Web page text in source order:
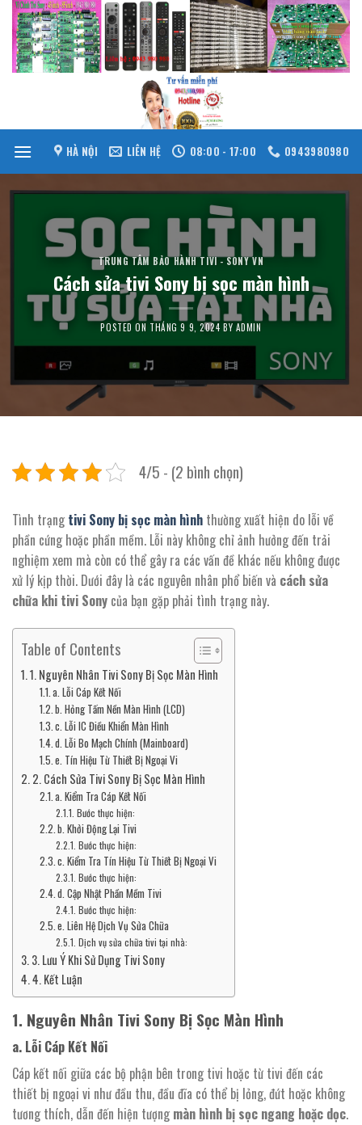
Skip
content
HÀ NỘI LIÊN HỆ 08:00 - 17:00 0943980980
TRUNG TÂM BẢO HÀNH TIVI - SONY VN
Cách sửa tivi Sony bị sọc màn hình
POSTED ON THÁNG 9 9, 2024 BY ADMIN
4/5 - (2 bình chọn)
Tình trạng tivi Sony bị sọc màn hình thường xuất hiện do lỗi về
phần cứng hoặc phần mềm. Lỗi này không chỉ ảnh hưởng đến trải
nghiệm xem mà còn có thể gây ra các vấn đề khác nếu không được
xử lý kịp thời. Dưới đây là các nguyên nhân phổ biến và cách sửa
chữa khi tivi Sony của bạn gặp phải tình trạng này.
Table of Contents
1. Nguyên Nhân Tivi Sony Bị Sọc Màn Hình
a. Lỗi Cáp Kết Nối
b. Hỏng Tấm Nền Màn Hình (LCD)
c. Lỗi IC Điều Khiển Màn Hình
d. Lỗi Bo Mạch Chính (Mainboard)
e. Tín Hiệu Từ Thiết Bị Ngoại Vi
2. Cách Sửa Tivi Sony Bị Sọc Màn Hình
a. Kiểm Tra Cáp Kết Nối
Bước thực hiện:
b. Khởi Động Lại Tivi
Bước thực hiện:
c. Kiểm Tra Tín Hiệu Từ Thiết Bị Ngoại Vi
Bước thực hiện:
d. Cập Nhật Phần Mềm Tivi
Bước thực hiện:
e. Liên Hệ Dịch Vụ Sửa Chữa
Dịch vụ sửa chữa tivi tại nhà:
3. Lưu Ý Khi Sử Dụng Tivi Sony
4. Kết Luận
1. Nguyên Nhân Tivi Sony Bị Sọc Màn Hình
a. Lỗi Cáp Kết Nối
Cáp kết nối giữa các bộ phận bên trong tivi hoặc từ tivi đến các
thiết bị ngoại vi như đầu thu, đầu đĩa có thể bị lỏng, đứt hoặc không
tương thích, dẫn đến hiện tượng màn hình bị sọc ngang hoặc dọc.